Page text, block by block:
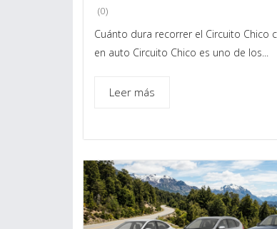
(0)
Cuánto dura recorrer el Circuito Chico
en auto Circuito Chico es uno de los...
Leer más